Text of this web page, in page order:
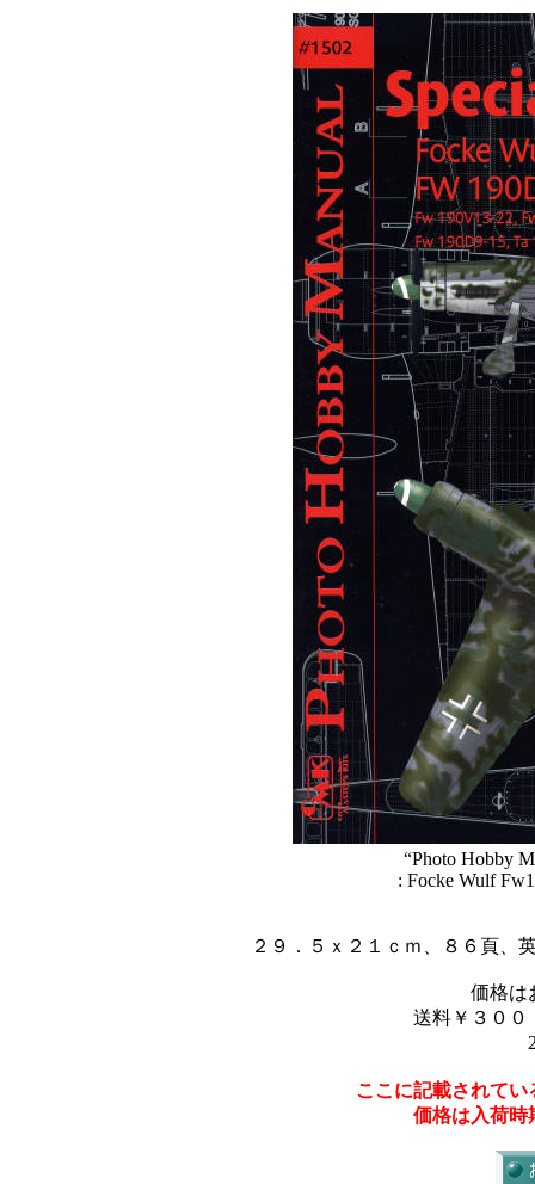
“Photo Hobby
: Focke Wulf
２９．５ｘ２１ｃｍ、８６頁、
価格は
送料￥３００
ここに記載されて
価格は入荷時